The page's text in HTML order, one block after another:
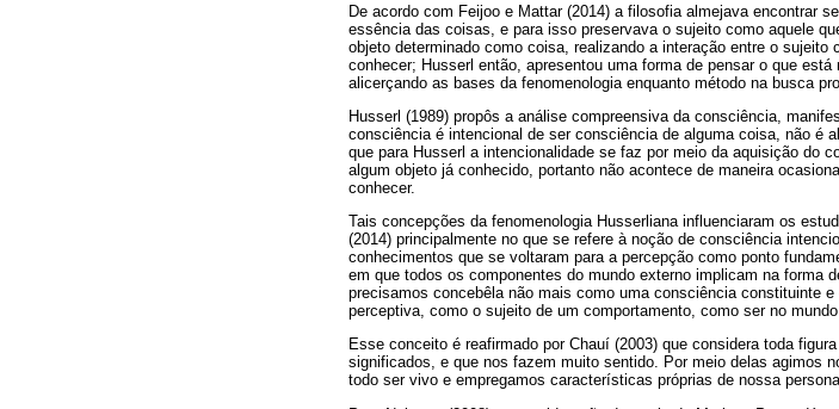
De acordo com Feijoo e Mattar (2014) a filosofia almejava encontrar
essência das coisas, e para isso preservava o sujeito como aquele
objeto determinado como coisa, realizando a interação entre o
conhecer; Husserl então, apresentou uma forma de pensar o que
alicerçando as bases da fenomenologia enquanto método na busca
Husserl (1989) propôs a análise compreensiva da consciência,
consciência é intencional de ser consciência de alguma coisa, não é
que para Husserl a intencionalidade se faz por meio da aquisição do
algum objeto já conhecido, portanto não acontece de maneira
conhecer.
Tais concepções da fenomenologia Husserliana influenciaram os
(2014) principalmente no que se refere à noção de consciência
conhecimentos que se voltaram para a percepção como ponto
em que todos os componentes do mundo externo implicam na forma
precisamos concebêla não mais como uma consciência constituinte
perceptiva, como o sujeito de um comportamento, como ser no
Esse conceito é reafirmado por Chauí (2003) que considera toda
significados, e que nos fazem muito sentido. Por meio delas agimos
todo ser vivo e empregamos características próprias de nossa